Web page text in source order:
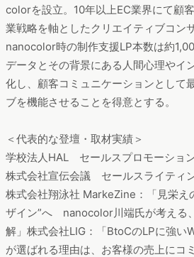
colorを設立。10年以上EC業界にて顧
業戦略を軸としたクリエイティブコン
nanocolor時の制作支援LP本数は約
データとその背景にある人間心理やイ
化し、顧客コミュニケーションとして
ブを機能させることを得意とする。
＜代表的な登壇・取材実績＞
学校法人HAL セールスプロモーショ
株式会社宣伝会議 セールスライティ
株式会社翔泳社 MarkeZine：「見栄え
ザイン”へ nanocolor川端氏が考える
解」株式会社LIG：「BtoCのLPに強
が選ばれる理由は、お客様の売上にコ